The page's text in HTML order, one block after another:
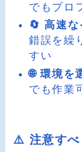
でもプロ
🔄 高速
錯誤を繰
すい
🌐 環境を
でも作業
⚠️ 注意すべ